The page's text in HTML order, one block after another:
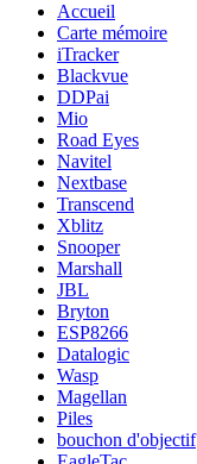
Accueil
Carte mémoire
iTracker
Blackvue
DDPai
Mio
Road Eyes
Navitel
Nextbase
Transcend
Xblitz
Snooper
Marshall
JBL
Bryton
ESP8266
Datalogic
Wasp
Magellan
Piles
bouchon d'objectif